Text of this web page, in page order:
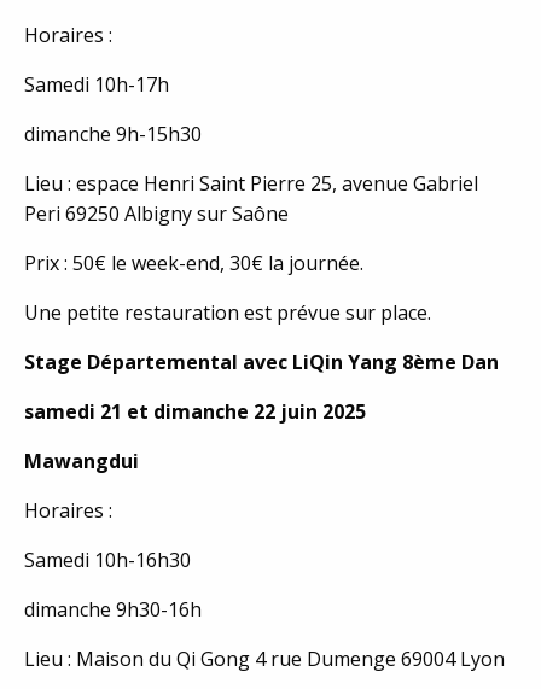
Horaires :
Samedi 10h-17h
dimanche 9h-15h30
Lieu : espace Henri Saint Pierre 25, avenue Gabriel
Peri 69250 Albigny sur Saône
Prix : 50€ le week-end, 30€ la journée.
Une petite restauration est prévue sur place.
Stage Départemental avec LiQin Yang 8ème Dan
samedi 21 et dimanche 22 juin 2025
Mawangdui
Horaires :
Samedi 10h-16h30
dimanche 9h30-16h
Lieu : Maison du Qi Gong 4 rue Dumenge 69004 Lyon